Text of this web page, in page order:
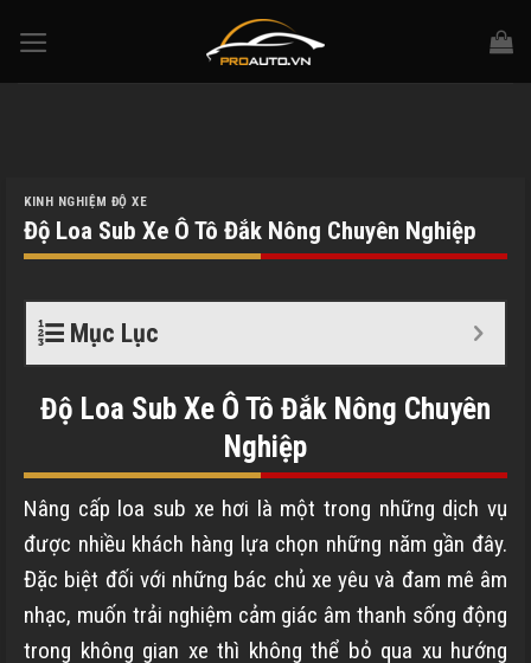
KINH NGHIỆM ĐỘ XE
Độ Loa Sub Xe Ô Tô Đắk Nông Chuyên Nghiệp
Mục Lục
Độ Loa Sub Xe Ô Tô Đắk Nông Chuyên
Nghiệp
Nâng cấp loa sub xe hơi là một trong những dịch vụ
được nhiều khách hàng lựa chọn những năm gần đây.
Đặc biệt đối với những bác chủ xe yêu và đam mê âm
nhạc, muốn trải nghiệm cảm giác âm thanh sống động
trong không gian xe thì không thể bỏ qua xu hướng